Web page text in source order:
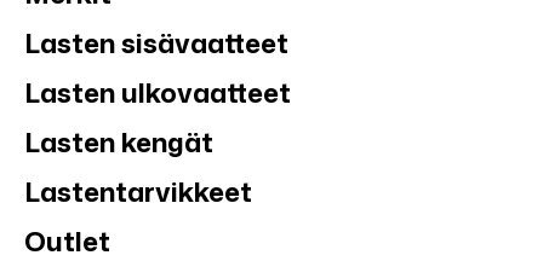
Lasten sisävaatteet
Lasten ulkovaatteet
Lasten kengät
Lastentarvikkeet
Outlet